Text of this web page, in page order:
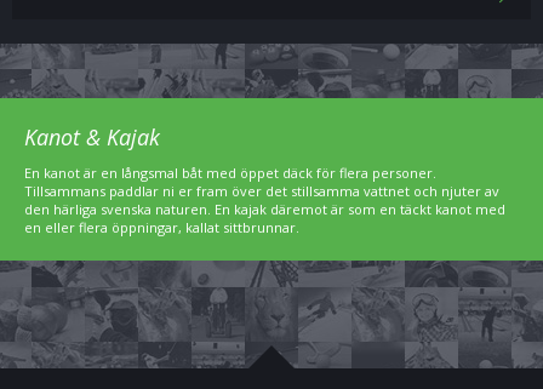
Kanot & Kajak
En kanot är en långsmal båt med öppet däck för flera personer.
Tillsammans paddlar ni er fram över det stillsamma vattnet och njuter av
den härliga svenska naturen. En kajak däremot är som en täckt kanot med
en eller flera öppningar, kallat sittbrunnar.